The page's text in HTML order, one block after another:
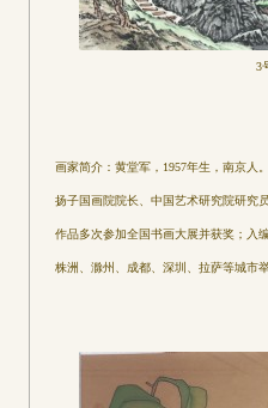
3
画家简介：黄堂军，1957年生，南京人
扬子国画院院长、中国艺术研究院研究
作品多次参加全国书画大展并获奖；入
株洲、滁州、成都、深圳、拉萨等城市